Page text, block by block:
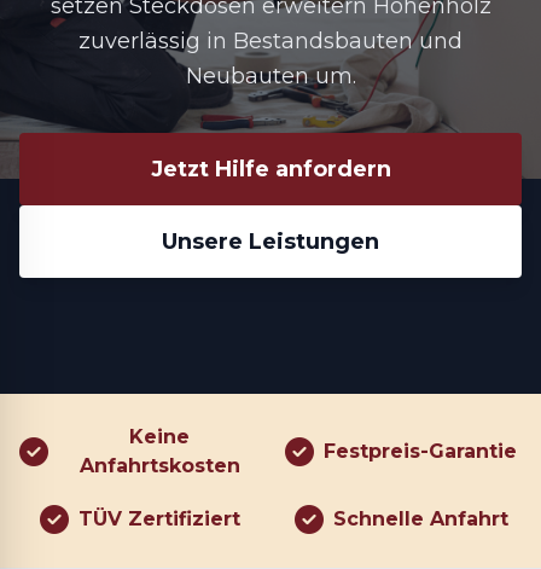
setzen Steckdosen erweitern Hohenholz
zuverlässig in Bestandsbauten und
Neubauten um.
Jetzt Hilfe anfordern
Unsere Leistungen
Keine
Anfahrtskosten
Festpreis-Garantie
TÜV Zertifiziert Schnelle Anfahrt